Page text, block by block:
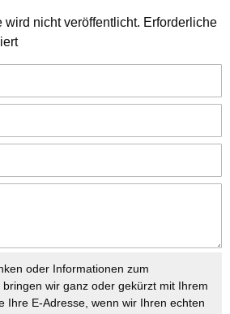
wird nicht veröffentlicht. Erforderliche
oder Informationen zum
wir ganz oder gekürzt mit Ihrem
Ihre E-Adresse, wenn wir Ihren echten